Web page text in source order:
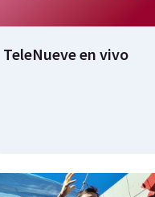
TeleNueve en vivo